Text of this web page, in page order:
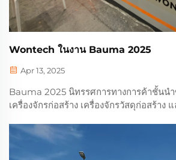
Wontech ในงาน Bauma 2025
Apr 13, 2025
Bauma 2025 นิทรรศการทางการค้าชั้นน
เครื่องจักรก่อสร้าง เครื่องจักรวัสดุก่อสร้าง แ
บริษัทตัวแทนด้านเครื่องมือเจาะในประเทศ